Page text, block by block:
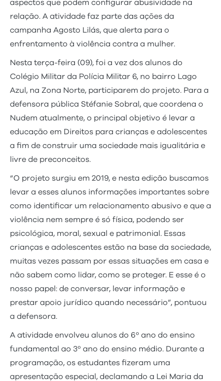
aspectos que podem configurar abusividade na
relação. A atividade faz parte das ações da
campanha Agosto Lilás, que alerta para o
enfrentamento à violência contra a mulher.
Nesta terça-feira (09), foi a vez dos alunos do
Colégio Militar da Polícia Militar 6, no bairro Lago
Azul, na Zona Norte, participarem do projeto. Para a
defensora pública Stéfanie Sobral, que coordena o
Nudem atualmente, o principal objetivo é levar a
educação em Direitos para crianças e adolescentes
a fim de construir uma sociedade mais igualitária e
livre de preconceitos.
“O projeto surgiu em 2019, e nesta edição buscamos
levar a esses alunos informações importantes sobre
como identificar um relacionamento abusivo e que a
violência nem sempre é só física, podendo ser
psicológica, moral, sexual e patrimonial. Essas
crianças e adolescentes estão na base da sociedade,
muitas vezes passam por essas situações em casa e
não sabem como lidar, como se proteger. E esse é o
nosso papel: de conversar, levar informação e
prestar apoio jurídico quando necessário”, pontuou
a defensora.
A atividade envolveu alunos do 6º ano do ensino
fundamental ao 3º ano do ensino médio. Durante a
programação, os estudantes fizeram uma
apresentação especial, declamando a Lei Maria da